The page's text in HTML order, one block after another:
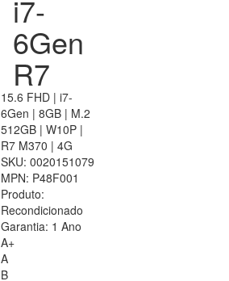
i7-
6Gen
R7
15.6 FHD | i7-
6Gen | 8GB | M.2
512GB | W10P |
R7 M370 | 4G
SKU: 0020151079
MPN: P48F001
Produto:
Recondicionado
Garantia: 1 Ano
A+
A
B